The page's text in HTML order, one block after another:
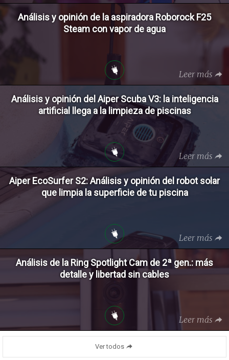
Análisis y opinión de la aspiradora Roborock F25
Steam con vapor de agua
Leer más
Análisis y opinión del Aiper Scuba V3: la inteligencia
artificial llega a la limpieza de piscinas
Leer más
Aiper EcoSurfer S2: Análisis y opinión del robot solar
que limpia la superficie de tu piscina
Leer más
Análisis de la Ring Spotlight Cam de 2ª gen.: más
detalle y libertad sin cables
Leer más
Ver todos